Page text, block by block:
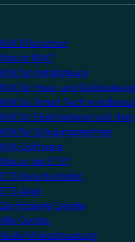
KNX Erforschen
Was ist KNX?
KNX für Installateure
KNX für Haus- und
KNX für Smart Tech
KNX für Elektroplaner und -
KNX für Schulungszentren
KNX-Software
Was ist die ETS?
ETS herunterladen
ETS Apps
Zertifizierte Geräte
Alle Geräte
Audio/Videosteuerung